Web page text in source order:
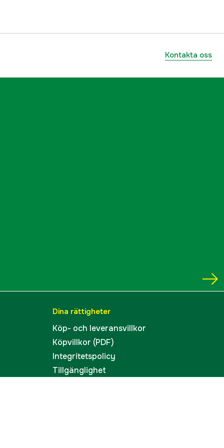
Kontakta oss
Dina rättigheter
Köp- och leveransvillkor
Köpvillkor (PDF)
Integritetspolicy
Tillgänglighet